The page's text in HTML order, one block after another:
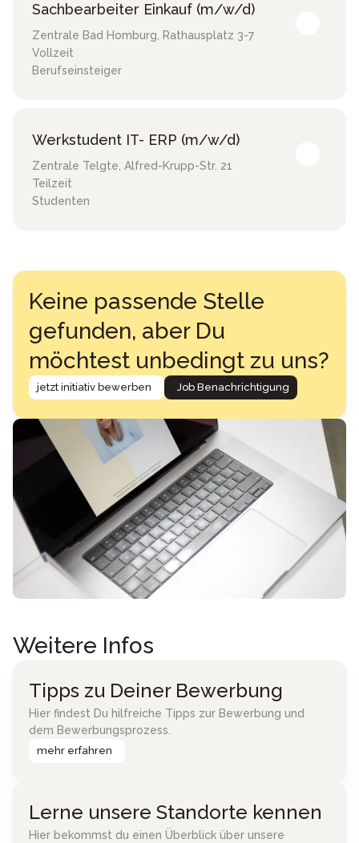
Sachbearbeiter Einkauf (m/w/d)
Zentrale Bad Homburg, Rathausplatz 3-7
Vollzeit
Berufseinsteiger
Werkstudent IT- ERP (m/w/d)
Zentrale Telgte, Alfred-Krupp-Str. 21
Teilzeit
Studenten
Keine passende Stelle
gefunden, aber Du
möchtest unbedingt zu uns?
jetzt initiativ bewerben Job Benachrichtigung
Weitere Infos
Tipps zu Deiner Bewerbung
Hier findest Du hilfreiche Tipps zur Bewerbung und
dem Bewerbungsprozess.
mehr erfahren
Lerne unsere Standorte kennen
Hier bekommst du einen Überblick über unsere